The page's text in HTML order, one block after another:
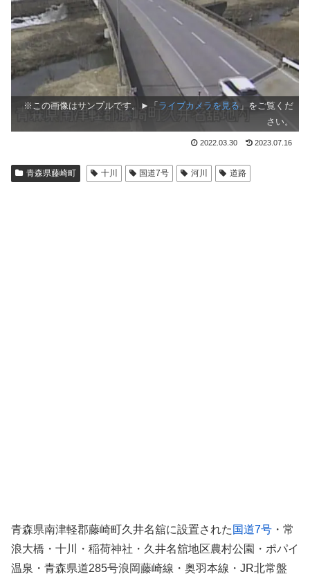
※この画像はサンプルです。►「 ライブカメラを見る 」をご覧くだ
さい。
2022.03.30 2023.07.16
青森県藤崎町 十川 国道7号 河川 道路
青森県南津軽郡藤崎町久井名舘に設置された 国道7号 ・常
浪大橋・十川・稲荷神社・久井名舘地区農村公園・ポパイ
温泉・青森県道285号浪岡藤崎線・奥羽本線・JR北常盤